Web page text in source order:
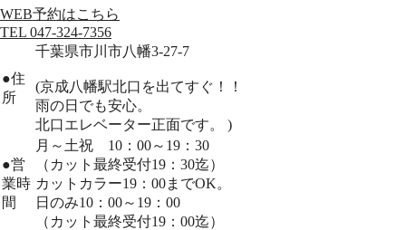
WEB予約はこちら
TEL 047-324-7356
●住
所
千葉県市川市八幡3-27-7
(京成八幡駅北口を出てすぐ！！
雨の日でも安心。
北口エレベーター正面です。 )
●営
業時
間
月～土祝 10：00～19：30
（カット最終受付19：30迄）
カットカラー19：00までOK。
日のみ10：00～19：00
（カット最終受付19：00迄）